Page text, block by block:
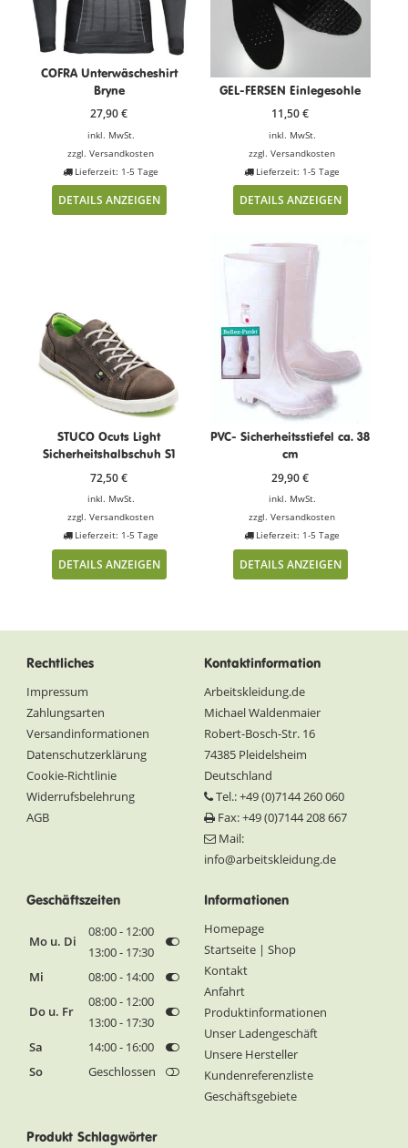
COFRA Unterwäscheshirt
Bryne
27,90€
inkl. MwSt.
zzgl.Versandkosten
Lieferzeit: 1-5 Tage
DETAILS ANZEIGEN
GEL-FERSEN Einlegesohle
11,50€
inkl. MwSt.
zzgl.Versandkosten
Lieferzeit: 1-5 Tage
DETAILS ANZEIGEN
STUCO Ocuts Light
Sicherheitshalbschuh S1
72,50€
inkl. MwSt.
zzgl.Versandkosten
Lieferzeit: 1-5 Tage
DETAILS ANZEIGEN
PVC- Sicherheitsstiefel ca. 38
cm
29,90€
inkl. MwSt.
zzgl.Versandkosten
Lieferzeit: 1-5 Tage
DETAILS ANZEIGEN
Rechtliches
Impressum
Zahlungsarten
Versandinformationen
Datenschutzerklärung
Cookie-Richtlinie
Widerrufsbelehrung
AGB
Kontaktinformation
Arbeitskleidung.de
Michael Waldenmaier
Robert-Bosch-Str. 16
74385 Pleidelsheim
Deutschland
Tel.: +49 (0)7144 260 060
Fax: +49 (0)7144 208 667
Mail:
info@arbeitskleidung.de
Geschäftszeiten
Mo u. Di
08:00 - 12:00
13:00 - 17:30
Mi
08:00 - 14:00
Do u. Fr
08:00 - 12:00
13:00 - 17:30
Sa
14:00 - 16:00
So
Geschlossen
Informationen
Homepage
Startseite | Shop
Kontakt
Anfahrt
Produktinformationen
Unser Ladengeschäft
Unsere Hersteller
Kundenreferenzliste
Geschäftsgebiete
Produkt Schlagwörter